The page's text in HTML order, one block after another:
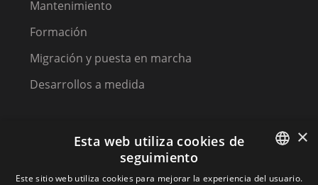
Mantenimiento
Formación
Migración y puesta en marcha
Desarrollos a medida
SPANISH
×
Esta web utiliza cookies de
seguimiento
Este sitio web utiliza cookies para mejorar la experiencia del usuario.